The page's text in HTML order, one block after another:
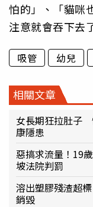
怕的」、「貓咪
注意就會吞下去
吸管 幼兒
相關文章
女長期狂拉肚子
康隱患
惡搞求流量！19
坡法院判罰
溶出塑膠殘渣超
銷毀